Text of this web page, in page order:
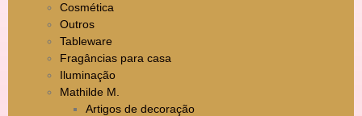
Cosmética
Outros
Tableware
Fragâncias para casa
Iluminação
Mathilde M.
Artigos de decoração